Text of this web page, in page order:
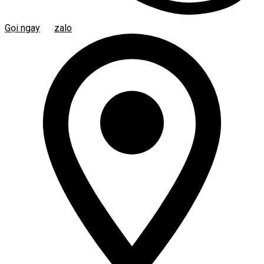
Gọi ngay zalo